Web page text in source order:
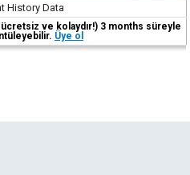
History Data
ücretsiz ve kolaydır!) 3 months süreyle
Üye ol